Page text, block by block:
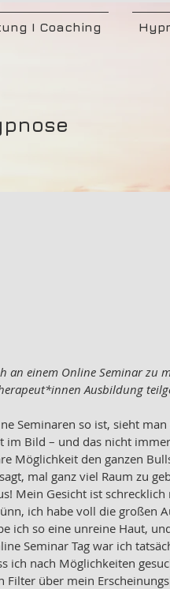
I Coaching
an einem Online Seminar zu
Ausbildung
Seminaren so ist, sieht man
im Bild – und das nicht
Möglichkeit den ganzen
mal ganz viel Raum zu
Mein Gesicht ist
ich habe voll die großen
ich so eine unreine Haut,
Seminar Tag war ich
ich nach Möglichkeiten
Filter über mein